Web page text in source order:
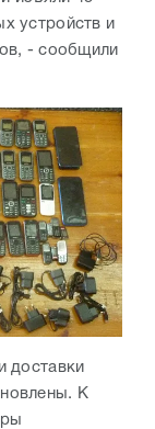
устройств и
- сообщили
доставки
К